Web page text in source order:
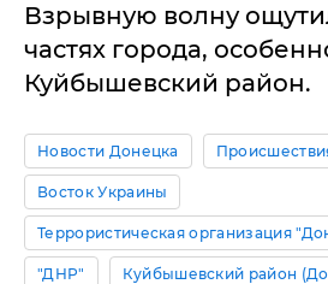
Взрывную волну
частях города,
Куйбышевский район.
Новости Донецка
Восток Украины
Террористическая организация
"ДНР" Куйбышевский район